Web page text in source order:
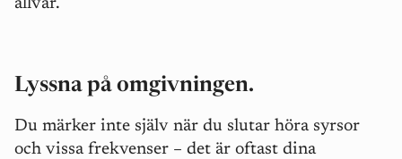
allvar.
Lyssna på omgivningen.
Du märker inte själv när du slutar höra syrsor
och vissa frekvenser – det är oftast dina